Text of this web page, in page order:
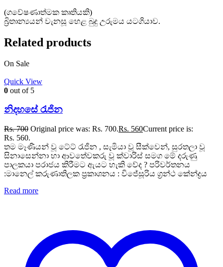
(ගවේෂණාත්මක කෘතියකි)
බ්‍රිතාන්‍යයන් වැනසූ හෙළ බුදු උරුමය යටගියාව.
Related products
On Sale
Quick View
0 out of 5
නිදහසේ රැජින
Rs.700 Original price was: Rs. 700.Rs. 560Current price is:
Rs. 560.
තම මෑණියන් වූ ටේට් රැජින , සැමියා වූ සීක්වෙන්, සුරතලා වූ
සිනාසෙන්නා හා ආවතේවකරු වූ ක්වාරිස් සමග මේ දරුණු
පාලකයා පරාජය කිරීමට ඇයට හැකි වේද ? පරිවර්තනය
:මානෙල් කරුණාතිලක ප්‍රකාශනය : විජේසූරිය ග්‍රන්ථ කේන්ද්‍රය
Read more